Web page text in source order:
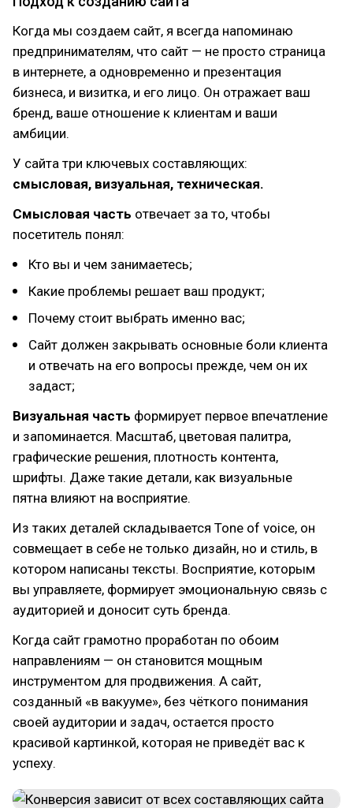
Когда мы создаем сайт, я всегда напоминаю
предпринимателям, что сайт — не просто страница
в интернете, а одновременно и презентация
бизнеса, и визитка, и его лицо. Он отражает ваш
бренд, ваше отношение к клиентам и ваши
амбиции.
У сайта три ключевых составляющих:
смысловая, визуальная, техническая.
Смысловая часть отвечает за то, чтобы
посетитель понял:
Кто вы и чем занимаетесь;
Какие проблемы решает ваш продукт;
Почему стоит выбрать именно вас;
Сайт должен закрывать основные боли клиента
и отвечать на его вопросы прежде, чем он их
задаст;
Визуальная часть формирует первое впечатление
и запоминается. Масштаб, цветовая палитра,
графические решения, плотность контента,
шрифты. Даже такие детали, как визуальные
пятна влияют на восприятие.
Из таких деталей складывается Tone of voice, он
совмещает в себе не только дизайн, но и стиль, в
котором написаны тексты. Восприятие, которым
вы управляете, формирует эмоциональную связь с
аудиторией и доносит суть бренда.
Когда сайт грамотно проработан по обоим
направлениям — он становится мощным
инструментом для продвижения. А сайт,
созданный «в вакууме», без чёткого понимания
своей аудитории и задач, остается просто
красивой картинкой, которая не приведёт вас к
успеху.